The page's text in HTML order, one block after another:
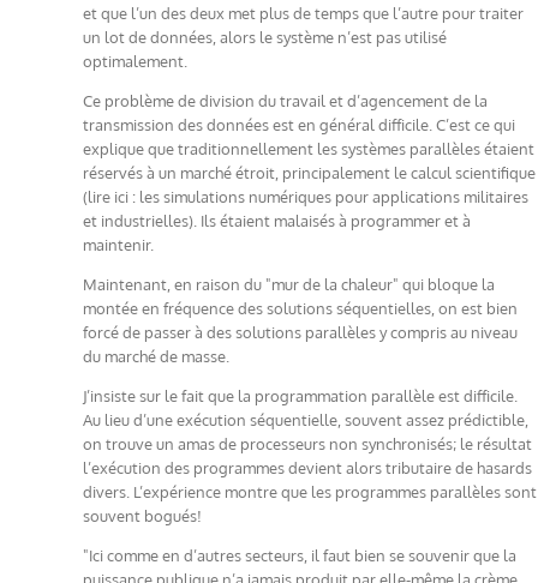
et que l’un des deux met plus de temps que l’autre pour traiter
un lot de données, alors le système n’est pas utilisé
optimalement.
Ce problème de division du travail et d’agencement de la
transmission des données est en général difficile. C’est ce qui
explique que traditionnellement les systèmes parallèles étaient
réservés à un marché étroit, principalement le calcul scientifique
(lire ici : les simulations numériques pour applications militaires
et industrielles). Ils étaient malaisés à programmer et à
maintenir.
Maintenant, en raison du "mur de la chaleur" qui bloque la
montée en fréquence des solutions séquentielles, on est bien
forcé de passer à des solutions parallèles y compris au niveau
du marché de masse.
J’insiste sur le fait que la programmation parallèle est difficile.
Au lieu d’une exécution séquentielle, souvent assez prédictible,
on trouve un amas de processeurs non synchronisés; le résultat
l’exécution des programmes devient alors tributaire de hasards
divers. L’expérience montre que les programmes parallèles sont
souvent bogués!
"Ici comme en d’autres secteurs, il faut bien se souvenir que la
puissance publique n’a jamais produit par elle-même la crème